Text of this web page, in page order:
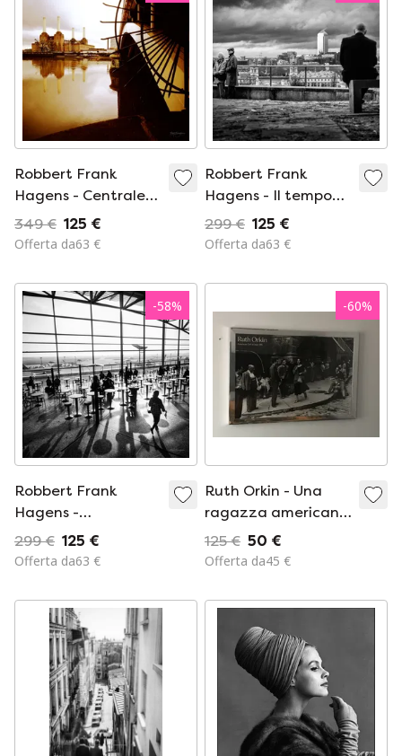
Robbert Frank
Hagens - Centrale
elettrica di
Battersea
349 € 125 €
Offerta da63 €
Robbert Frank
Hagens - Il tempo
congelato a
Greenwich
299 € 125 €
Offerta da63 €
-58%
Robbert Frank
Hagens -
Aspettando
all&#39;aeroporto
299 € 125 €
Offerta da63 €
-60%
Ruth Orkin - Una
ragazza americana
in Italia, Firenze
125 € 50 €
Offerta da45 €